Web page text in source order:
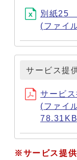
別紙25
(ファイ
サービス提
サービ
(ファイ
※サービス提